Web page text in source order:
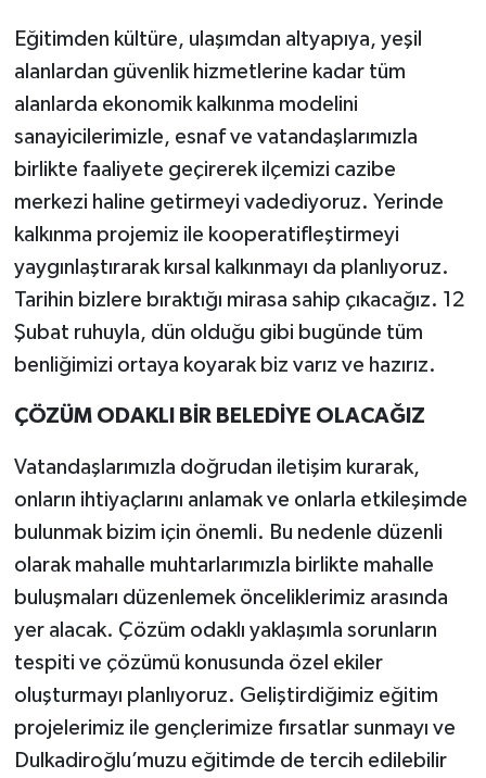
Eğitimden kültüre, ulaşımdan altyapıya, yeşil
alanlardan güvenlik hizmetlerine kadar tüm
alanlarda ekonomik kalkınma modelini
sanayicilerimizle, esnaf ve vatandaşlarımızla
birlikte faaliyete geçirerek ilçemizi cazibe
merkezi haline getirmeyi vadediyoruz. Yerinde
kalkınma projemiz ile kooperatifleştirmeyi
yaygınlaştırarak kırsal kalkınmayı da planlıyoruz.
Tarihin bizlere bıraktığı mirasa sahip çıkacağız. 12
Şubat ruhuyla, dün olduğu gibi bugünde tüm
benliğimizi ortaya koyarak biz varız ve hazırız.
ÇÖZÜM ODAKLI BİR BELEDİYE OLACAĞIZ
Vatandaşlarımızla doğrudan iletişim kurarak,
onların ihtiyaçlarını anlamak ve onlarla etkileşimde
bulunmak bizim için önemli. Bu nedenle düzenli
olarak mahalle muhtarlarımızla birlikte mahalle
buluşmaları düzenlemek önceliklerimiz arasında
yer alacak. Çözüm odaklı yaklaşımla sorunların
tespiti ve çözümü konusunda özel ekiler
oluşturmayı planlıyoruz. Geliştirdiğimiz eğitim
projelerimiz ile gençlerimize fırsatlar sunmayı ve
Dulkadiroğlu’muzu eğitimde de tercih edilebilir